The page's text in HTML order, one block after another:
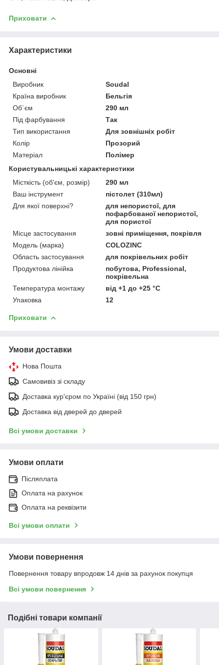
Приховати
Характеристики
Основні
Виробник
Soudal
Країна виробник
Бельгія
Об`єм
290 мл
Під фарбування
Так
Тип використання
Для зовнішніх робіт
Колір
Прозорий
Матеріал
Полімер
Користувальницькі характеристики
Місткість (об'єм, розмір)
290 мл
Ваш інструмент
пістолет (310мл)
Для якої поверхні?
для непористої, для
пофарбованої непористої,
для пористої
Місце застосування
зовні приміщення, покрівля
Модель (марка)
COLOZINC
Область застосування
для покрівельних робіт
Продуктова лінійка
побутова, Professional,
покрівельна
Температура монтажу
від +1 до +25 °С
Упаковка
12
Приховати
Умови доставки
Нова Пошта
Самовивіз зі складу
Доставка кур'єром по Україні (від 150 грн)
Доставка від дверей до дверей
Всі умови доставки
Умови оплати
Післяплата
Оплата на рахунок
Оплата на реквізити
Всі умови оплати
Умови повернення
Повернення товару впродовж 14 днів за рахунок покупця
Всі умови повернення
Подібні товари компанії